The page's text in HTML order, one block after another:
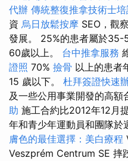
代辦 傳統整復推拿技術士培
資 烏日放鬆按摩 SEO，觀
發展。 25%的患者屬於35​​-
60歲以上。 台中推拿服務
證照 70% 撿骨 以上的患者
15 歲以下。 杜拜簽證快速
及一些公用事業開發的高額
助 施工合約比2012年12月
年和青少年運動員和團隊於
膚色的最佳選擇：美白療程
Veszprém Centrum SE 摔